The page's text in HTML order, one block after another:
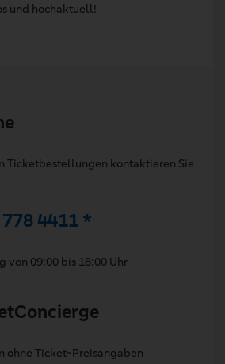
und hochaktuell!
Ticketbestellungen kontaktieren Sie
4411 *
von 09:00 bis 18:00 Uhr
ohne Ticket-Preisangaben